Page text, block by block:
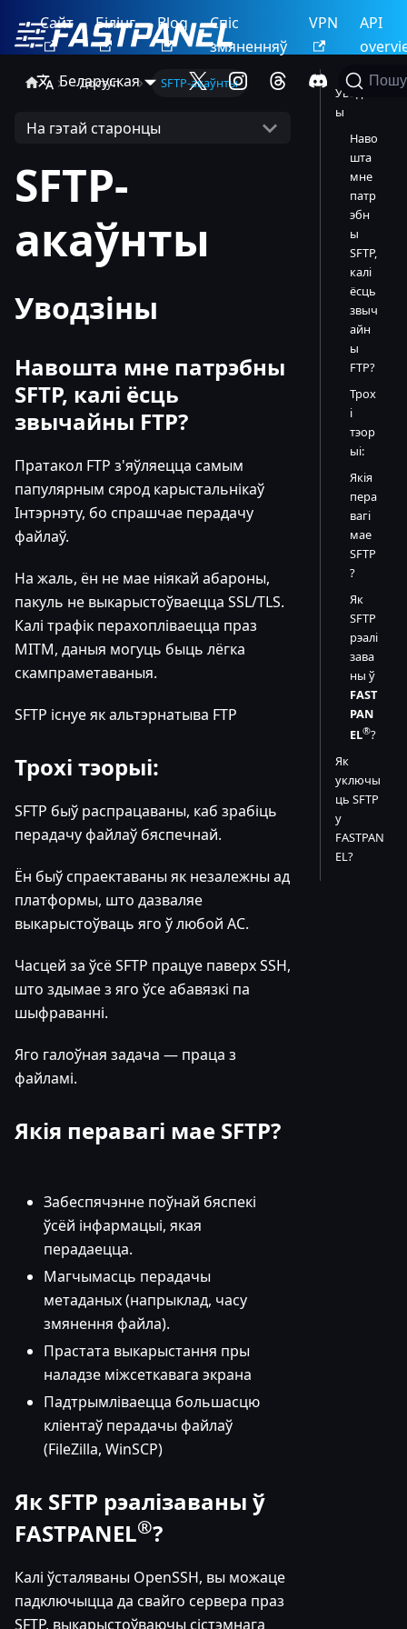
Сайт Білінг Blog
Спіс
змяненняў
VPN
API
Беларуская
Доступ SFTP-акаўнты
На гэтай старонцы
SFTP-
акаўнты
Уводзіны
Навошта мне патрэбны
SFTP, калі ёсць
звычайны FTP?
Пратакол FTP з'яўляецца самым
папулярным сярод карыстальнікаў
Інтэрнэту, бо спрашчае перадачу
файлаў.
На жаль, ён не мае ніякай абароны,
пакуль не выкарыстоўваецца SSL/TLS.
Калі трафік перахопліваецца праз
MITM, даныя могуць быць лёгка
скампраметаваныя.
SFTP існуе як альтэрнатыва FTP
Трохі тэорыі:
SFTP быў распрацаваны, каб зрабіць
перадачу файлаў бяспечнай.
Ён быў спраектаваны як незалежны ад
платформы, што дазваляе
выкарыстоўваць яго ў любой АС.
Часцей за ўсё SFTP працуе паверх SSH,
што здымае з яго ўсе абавязкі па
шыфраванні.
Яго галоўная задача — праца з
файламі.
Якія перавагі мае SFTP?
Забеспячэнне поўнай бяспекі
ўсёй інфармацыі, якая
перадаецца.
Магчымасць перадачы
метаданых (напрыклад, часу
змянення файла).
Прастата выкарыстання пры
наладзе міжсеткавага экрана
Падтрымліваецца большасцю
кліентаў перадачы файлаў
(FileZilla, WinSCP)
Як SFTP рэалізаваны ў
FASTPANEL®?
Калі ўсталяваны OpenSSH, вы можаце
падключыцца да свайго сервера праз
SFTP, выкарыстоўваючы сістэмнага
Уводзін
ы
Наво
шта
мне
патр
эбн
ы
SFTP,
калі
ёсць
звыч
айн
ы
FTP?
Трох
і
тэор
ыі:
Якія
пера
вагі
мае
SFTP
?
Як
SFTP
рэалі
зава
ны ў
FAST
PAN
EL®?
Як
уключы
ць SFTP
у
FASTPAN
EL?